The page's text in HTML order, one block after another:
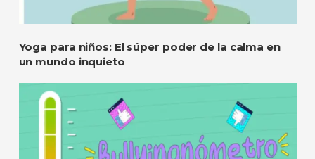
Yoga para niños: El súper poder de la calma en
un mundo inquieto